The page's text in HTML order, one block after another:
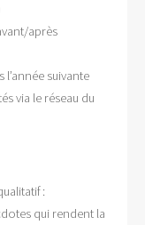
après
suivante
via le réseau du
:
qui rendent la